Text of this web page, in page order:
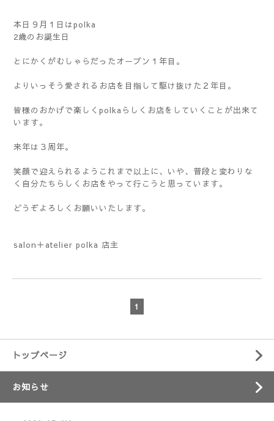
本日９月１日はpolka
2歳のお誕生日
とにかくがむしゃらだったオープン１年目。
よりいっそう愛されるお店を目指して駆け抜けた２年目。
皆様のおかげで楽しくpolkaらしくお店をしていくことが出来て
います。
来年は３周年。
笑顔で迎えられるようこれまで以上に、いや、普段と変わりな
く自分たちらしくお店をやって行こうと思っています。
どうぞよろしくお願いいたします。
salon＋atelier polka 店主
1
トップページ
お知らせ